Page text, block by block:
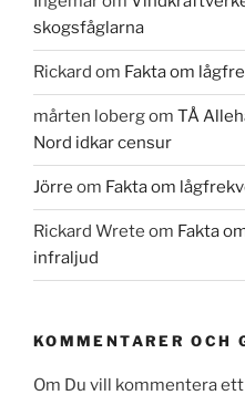
skogsfåglarna
Rickard om Fakta om
mårten lobergom TÅ
Nord idkar censur
Jörre om Fakta om
Rickard Wrete om Fakta
infraljud
KOMMENTARER OCH
Om Du vill kommentera